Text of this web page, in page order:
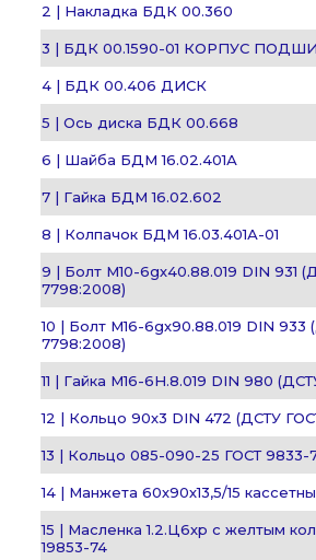
2 | Накладка БДК 00.360
3 | БДК 00.1590-01 КОРПУС
4 | БДК 00.406 ДИСК
5 | Ось диска БДК 00.668
6 | Шайба БДМ 16.02.401А
7 | Гайка БДМ 16.02.602
8 | Колпачок БДМ 16.03.401А-01
9 | Болт М10-6gх40.88.019 DIN 931
7798:2008)
10 | Болт М16-6gх90.88.019 DIN 933
7798:2008)
11 | Гайка М16-6H.8.019 DIN 980
12 | Кольцо 90х3 DIN 472 (ДСТУ
13 | Кольцо 085-090-25 ГОСТ 9833-
14 | Манжета 60х90х13,5/15
15 | Масленка 1.2.Ц6хр с желтым
19853-74